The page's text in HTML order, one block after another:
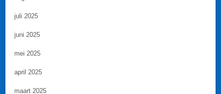
juli 2025
juni 2025
mei 2025
april 2025
maart 2025